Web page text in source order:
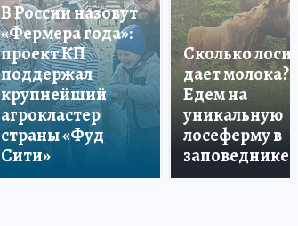
В России назовут
«Фермера года»:
проект КП
поддержал
крупнейший
агрокластер
страны «Фуд
Сити»
Сколько лосиха
дает молока?
Едем на
уникальную
лосеферму в
заповеднике!